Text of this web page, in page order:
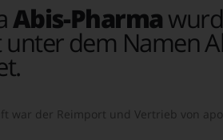
Abis-Pharma
unter dem Namen
war der Reimport und Vertrieb von